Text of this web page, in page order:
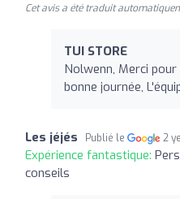
Cet avis a été traduit
TUI STORE
Nolwenn, Merci
bonne journée,
Les jéjés Publié le 2
Expérience fantastique:
conseils